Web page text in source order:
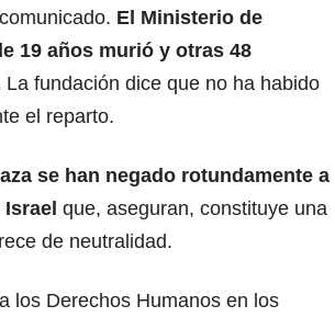
El Ministerio de
19 años murió y otras 48
La fundación dice que no ha habido
el reparto.
se han negado rotundamente a
que, aseguran, constituye una
de neutralidad.
los Derechos Humanos en los